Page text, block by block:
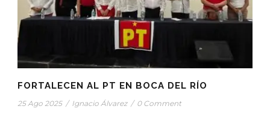
FORTALECEN AL PT EN BOCA DEL RÍO
25 Ago 2025 / Ignacio Álvarez / 0 Comment